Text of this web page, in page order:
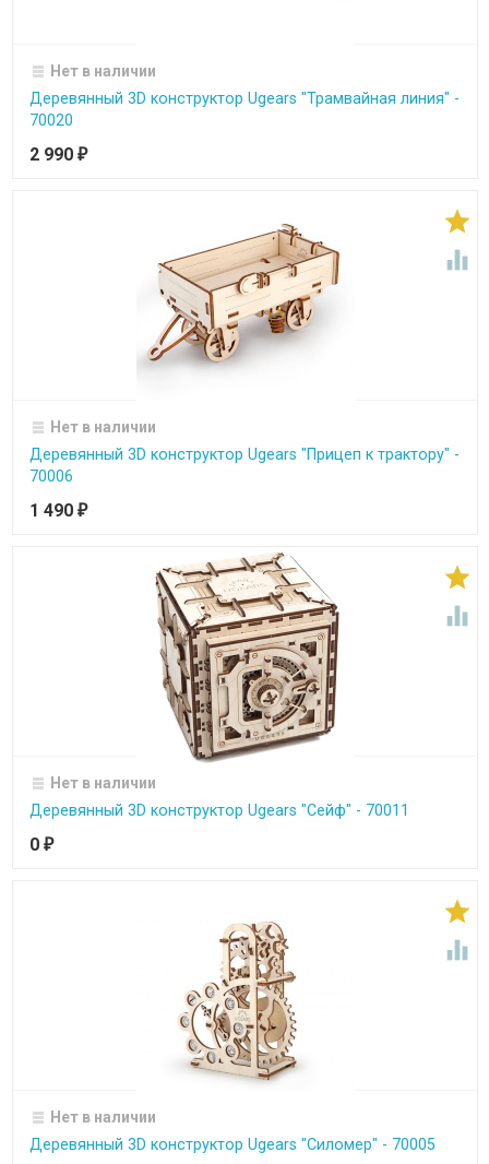
Нет в наличии
Деревянный 3D конструктор Ugears "Трамвайная линия" -
70020
2 990 ₽


Нет в наличии
Деревянный 3D конструктор Ugears "Прицеп к трактору" -
70006
1 490 ₽


Нет в наличии
Деревянный 3D конструктор Ugears "Сейф" - 70011
0 ₽


Нет в наличии
Деревянный 3D конструктор Ugears "Силомер" - 70005